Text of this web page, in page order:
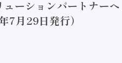
ューションパートナー
7月29日発行）